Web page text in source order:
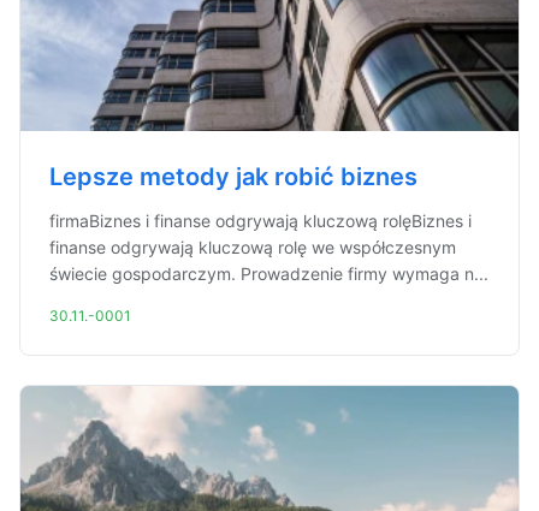
Lepsze metody jak robić biznes
firmaBiznes i finanse odgrywają kluczową rolęBiznes i
finanse odgrywają kluczową rolę we współczesnym
świecie gospodarczym. Prowadzenie firmy wymaga n...
30.11.-0001